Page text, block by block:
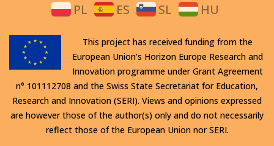
PL
ES SL HU
This project has received funding from the
European Union’s Horizon Europe Research and
Innovation programme under Grant Agreement
n° 101112708 and the Swiss State Secretariat for Education,
Research and Innovation (SERI). Views and opinions expressed
are however those of the author(s) only and do not necessarily
reflect those of the European Union nor SERI.